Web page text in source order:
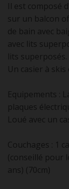
Il est composé
sur un balcon
de bain avec
avec lits
lits superposés.
Un casier à
Equipements :
plaques
Loué avec un
Couchages : 1
(conseillé pour
ans) (70cm)